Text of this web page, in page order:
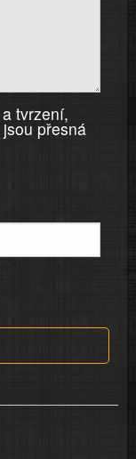
tvrzení,
přesná